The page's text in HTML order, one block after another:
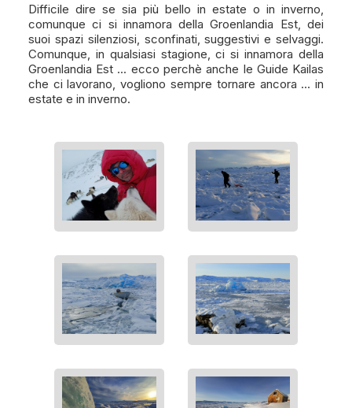
Difficile dire se sia più bello in estate o in inverno,
comunque ci si innamora della Groenlandia Est, dei
suoi spazi silenziosi, sconfinati, suggestivi e selvaggi.
Comunque, in qualsiasi stagione, ci si innamora della
Groenlandia Est ... ecco perchè anche le Guide Kailas
che ci lavorano, vogliono sempre tornare ancora ... in
estate e in inverno.